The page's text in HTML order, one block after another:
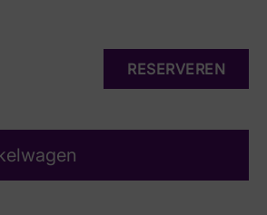
RESERVEREN